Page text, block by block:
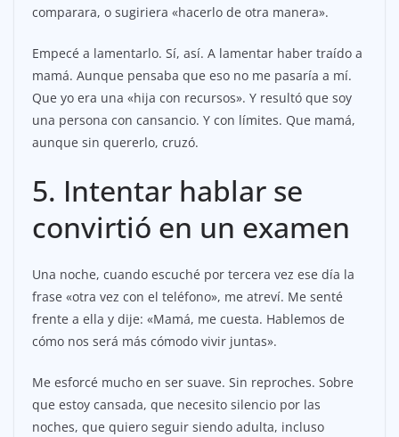
comparara, o sugiriera «hacerlo de otra manera».
Empecé a lamentarlo. Sí, así. A lamentar haber traído a
mamá. Aunque pensaba que eso no me pasaría a mí.
Que yo era una «hija con recursos». Y resultó que soy
una persona con cansancio. Y con límites. Que mamá,
aunque sin quererlo, cruzó.
5. Intentar hablar se
convirtió en un examen
Una noche, cuando escuché por tercera vez ese día la
frase «otra vez con el teléfono», me atreví. Me senté
frente a ella y dije: «Mamá, me cuesta. Hablemos de
cómo nos será más cómodo vivir juntas».
Me esforcé mucho en ser suave. Sin reproches. Sobre
que estoy cansada, que necesito silencio por las
noches, que quiero seguir siendo adulta, incluso